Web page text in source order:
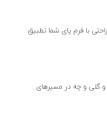
با فرم پای شما تطبیق
و گلی و چه در مسیرهای